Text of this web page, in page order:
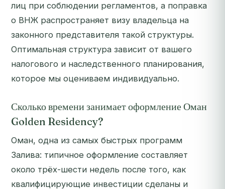
лиц при соблюдении регламентов, а поправка
о ВНЖ распространяет визу владельца на
законного представителя такой структуры.
Оптимальная структура зависит от вашего
налогового и наследственного планирования,
которое мы оцениваем индивидуально.
Сколько времени занимает оформление Оман
Golden Residency?
Оман, одна из самых быстрых программ
Залива: типичное оформление составляет
около трёх-шести недель после того, как
квалифицирующие инвестиции сделаны и